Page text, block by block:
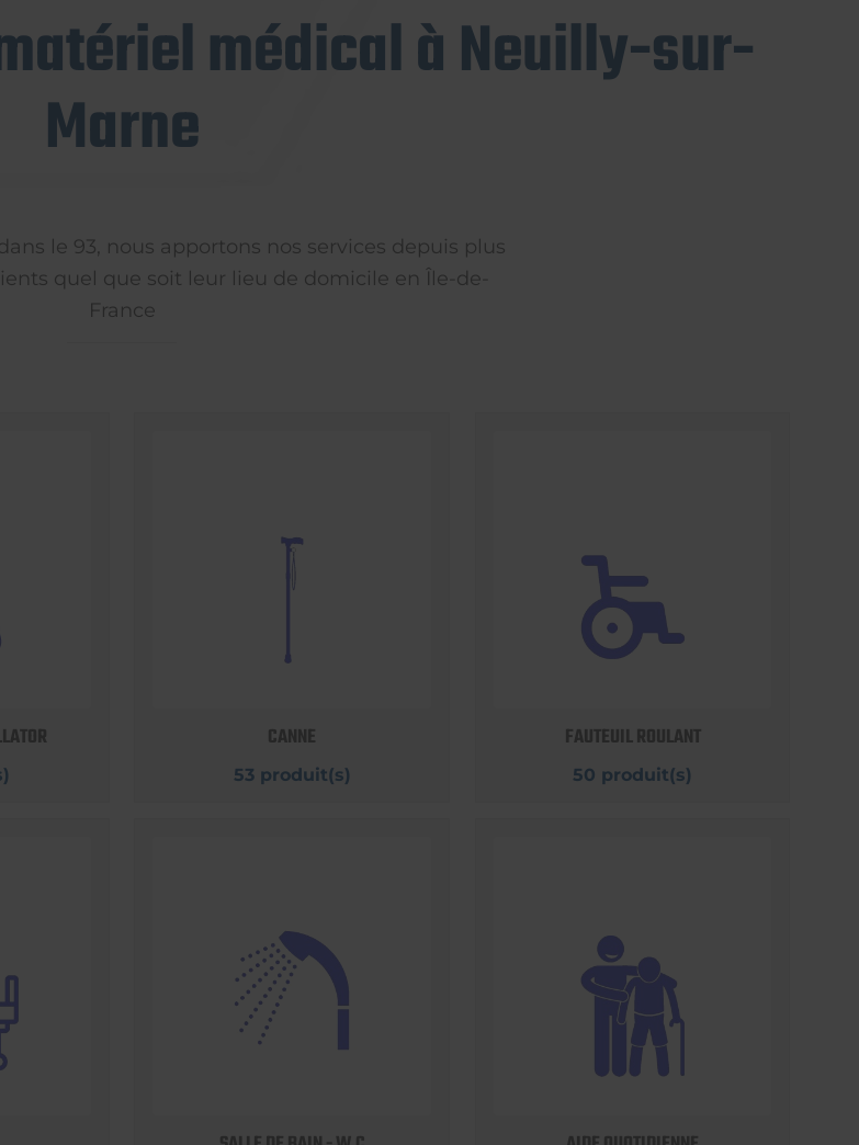
médical à Neuilly-sur-
Marne
le 93, nous apportons nos services depuis plus
quel que soit leur lieu de domicile en Île-de-
France
CANNE
53 produit(s)
FAUTEUIL ROULANT
50 produit(s)